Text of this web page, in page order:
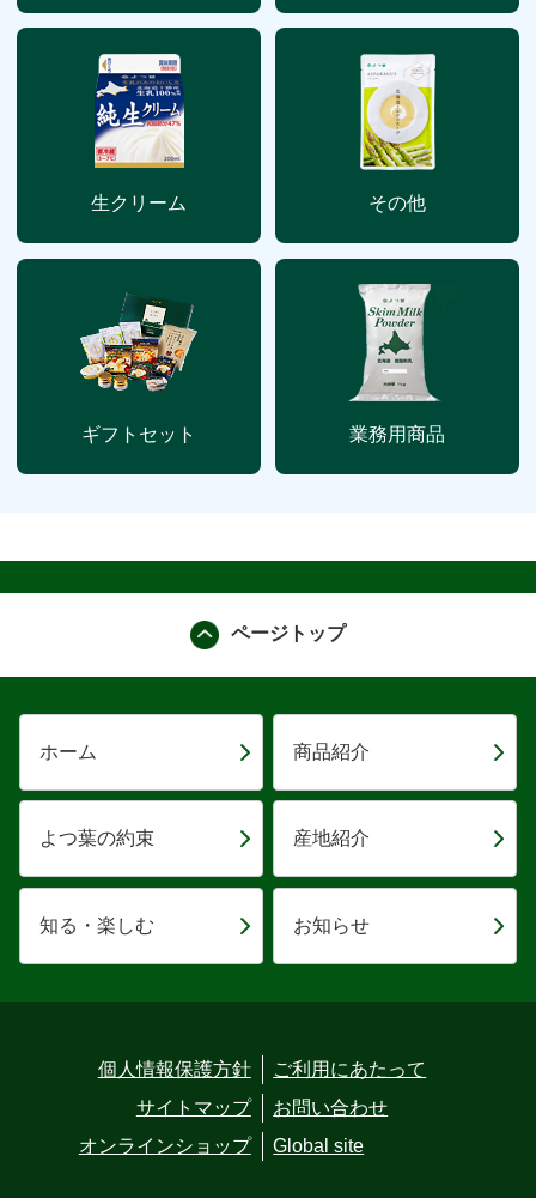
生クリーム その他
ギフトセット 業務用商品
ページトップ
ホーム 商品紹介
よつ葉の約束 産地紹介
知る・楽しむ お知らせ
個人情報保護方針
ご利用にあたって
サイトマップ
お問い合わせ
オンラインショップ
Global site